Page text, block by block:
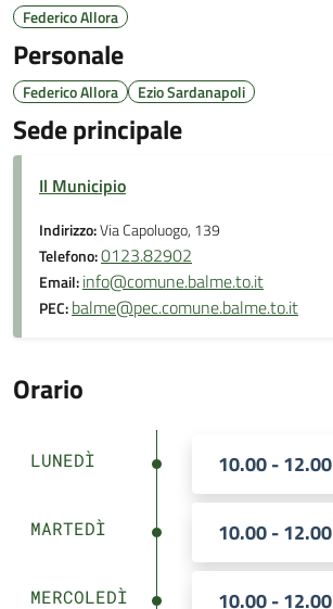
Federico Allora
Personale
Federico Allora Ezio Sardanapoli
Sede principale
Il Municipio
Indirizzo:Via Capoluogo, 139
Telefono:0123.82902
Email:info@comune.balme.to.it
PEC:balme@pec.comune.balme.to.it
Orario
LUNEDÌ 10.00 - 12.00
MARTEDÌ 10.00 - 12.00
MERCOLEDÌ 10.00 - 12.00